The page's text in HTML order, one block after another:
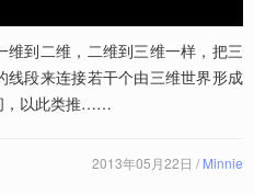
到二维，二维到三维一样，把三
段来连接若干个由三维世界形成
，以此类推……
2013年05月22日 / Minnie